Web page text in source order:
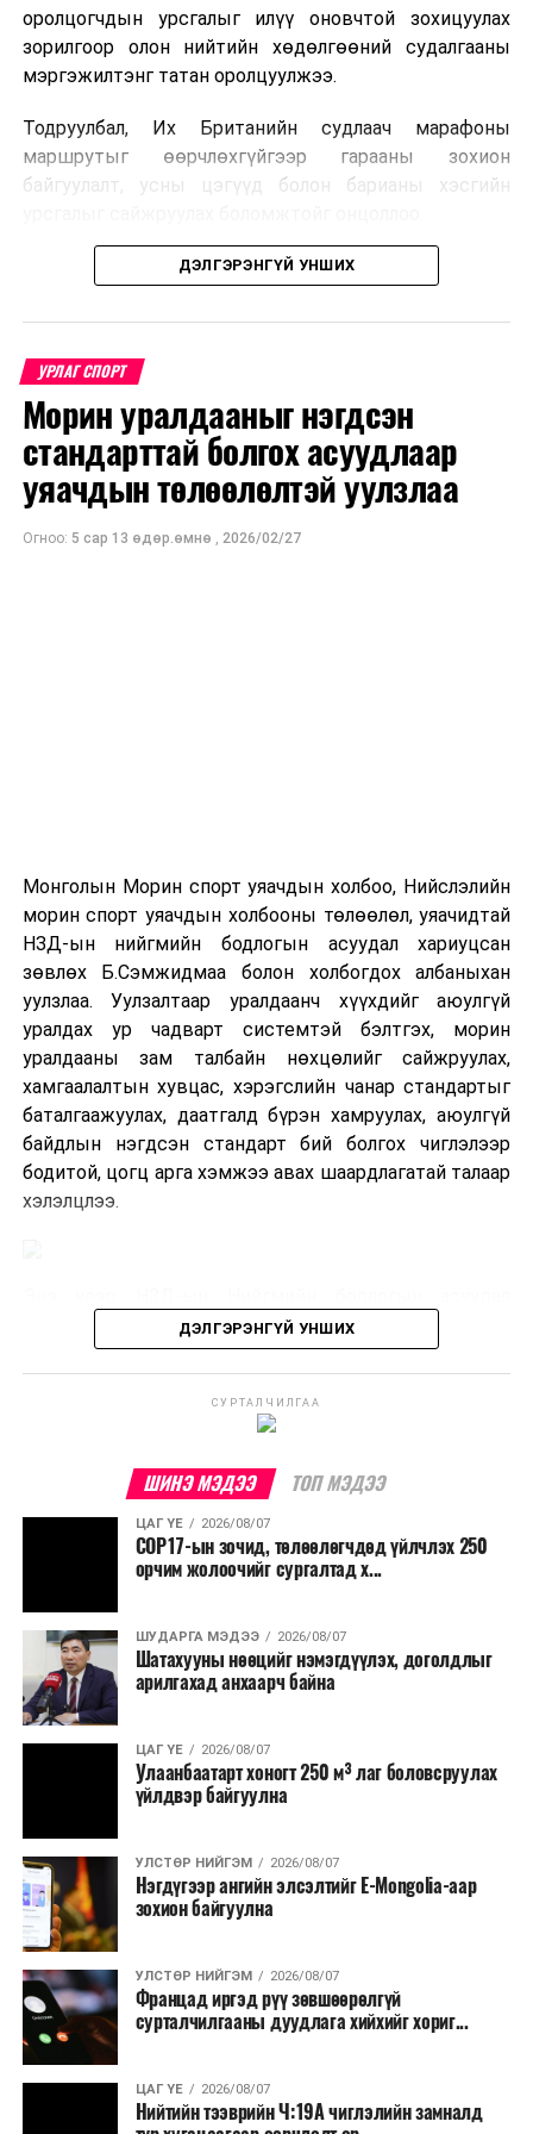
оролцогчдын урсгалыг илүү оновчтой зохицуулах
зорилгоор олон нийтийн хөдөлгөөний судалгааны
мэргэжилтэнг татан оролцуулжээ.
Тодруулбал, Их Британийн судлаач марафоны
маршрутыг өөрчлөхгүйгээр гарааны зохион
байгуулалт, усны цэгүүд болон барианы хэсгийн
Мөн оролцогчдын бөөгнөрлийг бууруулах зорилгоор
“долгион” болгон өөрчилсөн нь ачааллыг тараахад
зохицуулалт нь марафоны уламжлалт хэлбэрийг
хадгалахтай зэрэгцэн оролцогчдын аюулгүй байдал,
тав тухыг сайжруулахад чиглэж буйг мэдээллээ.
Сонирхуулахад, Бостоны марафон нь дэлхийн
онд зохион байгуулагдсан. Түүнээс хойш жил бүр
ДЭЛГЭРЭНГҮЙ УНШИХ
УРЛАГ СПОРТ
Морин уралдааныг нэгдсэн
стандарттай болгох асуудлаар
уяачдын төлөөлөлтэй уулзлаа
Огноо: 5 сар 13 өдөр.өмнө , 2026/02/27
Монголын Морин спорт уяачдын холбоо, Нийслэлийн
морин спорт уяачдын холбооны төлөөлөл, уяачидтай
НЗД-ын нийгмийн бодлогын асуудал хариуцсан
зөвлөх Б.Сэмжидмаа болон холбогдох албаныхан
уулзлаа. Уулзалтаар уралдаанч хүүхдийг аюулгүй
уралдах ур чадварт системтэй бэлтгэх, морин
уралдааны зам талбайн нөхцөлийг сайжруулах,
хамгаалалтын хувцас, хэрэгслийн чанар стандартыг
баталгаажуулах, даатгалд бүрэн хамруулах, аюулгүй
байдлын нэгдсэн стандарт бий болгох чиглэлээр
бодитой, цогц арга хэмжээ авах шаардлагатай талаар
хэлэлцлээ.
хариуцсан зөвлөх Б.Сэмжидмаа “Засгийн газрын
тогтоолыг зөрчиж, далд хэлбэрээр морин уралдаан
өмнө гэхэд л 10 гаруй уралдаан зохион байгуулсан
талаар мэдээлэл ирсэн. Ийм нууц хэлбэрийн
уралдаан нь учирч болзошгүй олон эрсдэлийг дагуулж
байна. Тухайлбал, хүүхдийн эрх ноцтойгоор
зөрчигдөж байгаа асуудал бий. Аливаа уралдааныг
зохион байгуулахдаа тухайн орон нутгийн удирдлага,
цагдаа, хяналтын болон эрүүл мэндийн байгууллагад
зайлшгүй мэдэгдэх ёстой. Гэвч энэ шаардлагыг
мөрдөхгүй байгаа нь хүүхдийн амь нас, эрүүл мэндэд
аюултай нөхцөл байдал үүсгэж байна. Иймээс унаач
хүүхдийн эрхийг хамгаалах, монгол өв соёлоо
харгалзан үзэхийн зэрэгцээ далд хэлбэрийн
уралдааныг зогсоож, гаргасан дүрэм журмыг чанд
мөрдөх, хариуцлагын тогтолцоог сайжруулж хамтын
хариуцлагыг бий болгох шаардлагатай. Мөн морин
уралдааны цаг хугацааг сайтар тооцоолж зохион
байгуулах, нэгдсэн стандарт бий болгох чиглэлээр
бодитой, цогц арга хэмжээ авах шаардлагатай гэж
үзэж байна” гэв.
ММСУХ-ны тэргүүлэгч, хуульч Э.Хашчулуу “Энэхүү
уулзалтад ММСУХ-ны төлөөллүүд, Тод манлай,
Манлай, Алдарт уяачид болон холбогдох бусад
салбарын төлөөлөл хүрэлцэн ирсэн. Монголын
ДЭЛГЭРЭНГҮЙ УНШИХ
СУРТАЛЧИЛГАА
ШИНЭ МЭДЭЭ ТОП МЭДЭЭ
ЦАГ ҮЕ 2026/08/07
COP17-ын зочид, төлөөлөгчдөд үйлчлэх 250
орчим жолоочийг сургалтад х...
ШУДАРГА МЭДЭЭ 2026/08/07
Шатахууны нөөцийг нэмэгдүүлэх, доголдлыг
арилгахад анхаарч байна
ЦАГ ҮЕ 2026/08/07
Улаанбаатарт хоногт 250 м³ лаг боловсруулах
үйлдвэр байгуулна
УЛСТӨР НИЙГЭМ 2026/08/07
Нэгдүгээр ангийн элсэлтийг E-Mongolia-аар
зохион байгуулна
УЛСТӨР НИЙГЭМ 2026/08/07
Францад иргэд рүү зөвшөөрөлгүй
сурталчилгааны дуудлага хийхийг хориг...
ЦАГ ҮЕ 2026/08/07
Нийтийн тээврийн Ч:19А чиглэлийн замналд